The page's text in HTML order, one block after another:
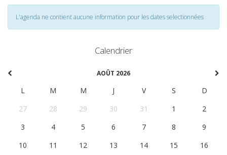
L'agenda ne contient aucune information pour les dates selectionnées
Calendrier
AOÛT 2026
L M M J V S
D
27
28 29 30 31 1
2
3
4 5 6 7 8
9
10
11 12 13 14 15
16